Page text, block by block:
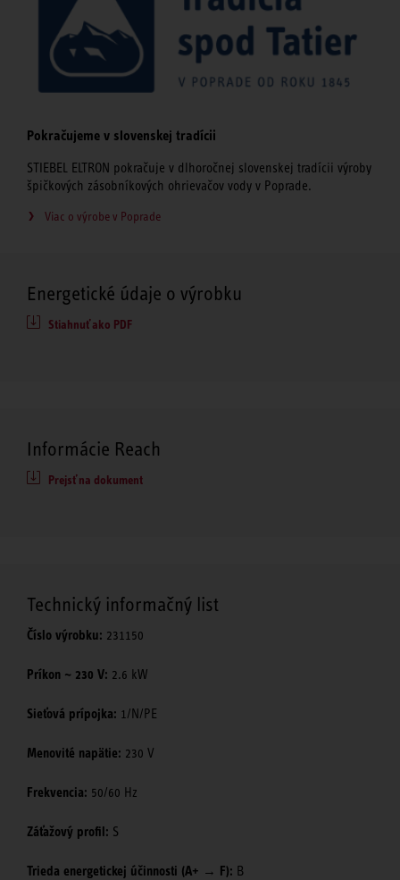
Pokračujeme v slovenskej tradícii
STIEBEL ELTRON pokračuje v dlhoročnej slovenskej tradícii výroby
špičkových zásobníkových ohrievačov vody v Poprade.
Viac o výrobe v Poprade
Energetické údaje o výrobku
Stiahnuť ako PDF
Informácie Reach
Prejsť na dokument
Technický informačný list
Číslo výrobku: 231150
Príkon ~ 230 V: 2.6 kW
Sieťová prípojka: 1/N/PE
Menovité napätie: 230 V
Frekvencia: 50/60 Hz
Záťažový profil: S
Trieda energetickej účinnosti (A+ → F): B